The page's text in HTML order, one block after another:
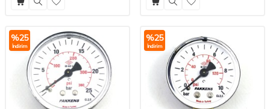
%25
İndirim
%25
İndirim